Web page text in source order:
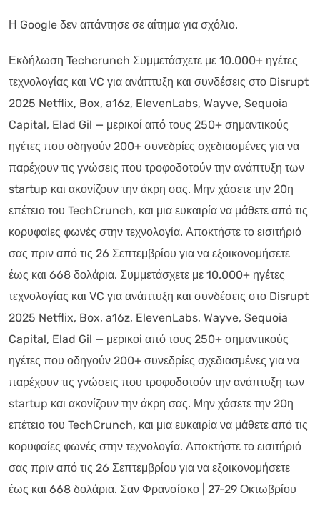
Η Google δεν απάντησε σε αίτημα για σχόλιο.
Εκδήλωση Techcrunch Συμμετάσχετε με 10.000+ ηγέτες
τεχνολογίας και VC για ανάπτυξη και συνδέσεις στο Disrupt
2025 Netflix, Box, a16z, ElevenLabs, Wayve, Sequoia
Capital, Elad Gil — μερικοί από τους 250+ σημαντικούς
ηγέτες που οδηγούν 200+ συνεδρίες σχεδιασμένες για να
παρέχουν τις γνώσεις που τροφοδοτούν την ανάπτυξη των
startup και ακονίζουν την άκρη σας. Μην χάσετε την 20η
επέτειο του TechCrunch, και μια ευκαιρία να μάθετε από τις
κορυφαίες φωνές στην τεχνολογία. Αποκτήστε το εισιτήριό
σας πριν από τις 26 Σεπτεμβρίου για να εξοικονομήσετε
έως και 668 δολάρια. Συμμετάσχετε με 10.000+ ηγέτες
τεχνολογίας και VC για ανάπτυξη και συνδέσεις στο Disrupt
2025 Netflix, Box, a16z, ElevenLabs, Wayve, Sequoia
Capital, Elad Gil — μερικοί από τους 250+ σημαντικούς
ηγέτες που οδηγούν 200+ συνεδρίες σχεδιασμένες για να
παρέχουν τις γνώσεις που τροφοδοτούν την ανάπτυξη των
startup και ακονίζουν την άκρη σας. Μην χάσετε την 20η
επέτειο του TechCrunch, και μια ευκαιρία να μάθετε από τις
κορυφαίες φωνές στην τεχνολογία. Αποκτήστε το εισιτήριό
σας πριν από τις 26 Σεπτεμβρίου για να εξοικονομήσετε
έως και 668 δολάρια. Σαν Φρανσίσκο | 27-29 Οκτωβρίου